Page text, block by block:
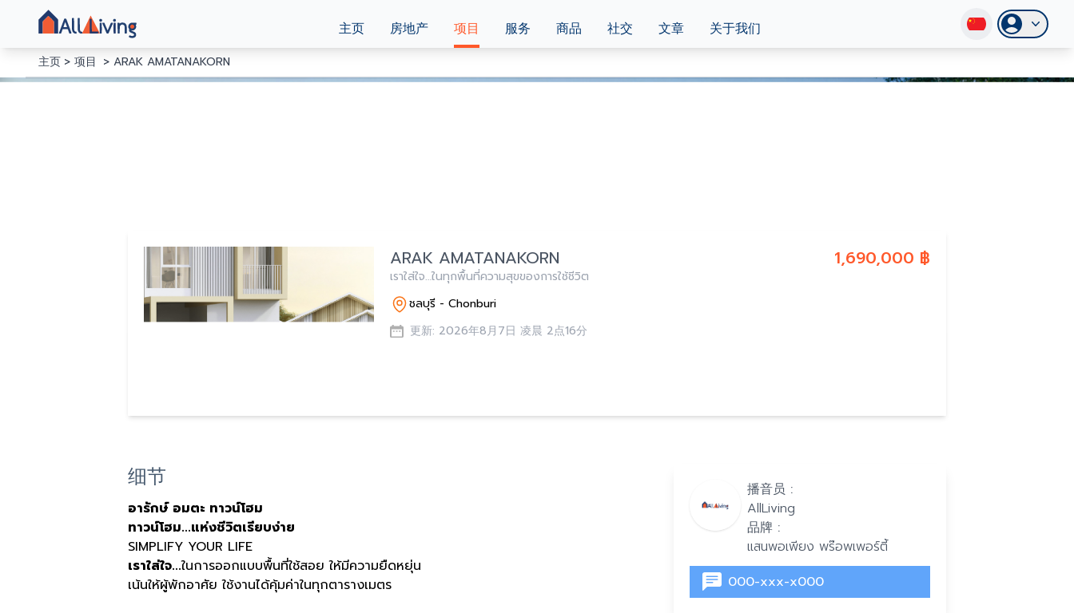
主页 房地产 项目 服务 商品 社交 文章 关于我们
主页 项目 ARAK AMATANAKORN
1,690,000 ฿
ARAK AMATANAKORN
เราใส่ใจ…ในทุกพื้นที่ความสุขของการใช้ชีวิต
ชลบุรี - Chonburi
更新: 2026年8月7日 凌晨 2点16分
细节
อารักษ์ อมตะ ทาวน์โฮม
ทาวน์โฮม...แห่งชีวิตเรียบง่าย
SIMPLIFY YOUR LIFE
เราใส่ใจ...ในการออกแบบพื้นที่ใช้สอย ให้มีความยืดหยุ่น
เน้นให้ผู้พักอาศัย ใช้งานได้คุ้มค่าในทุกตารางเมตร
播音员 :
AllLiving
品牌 :
แสนพอเพียง พร๊อพเพอร์ตี้
000-xxx-x000